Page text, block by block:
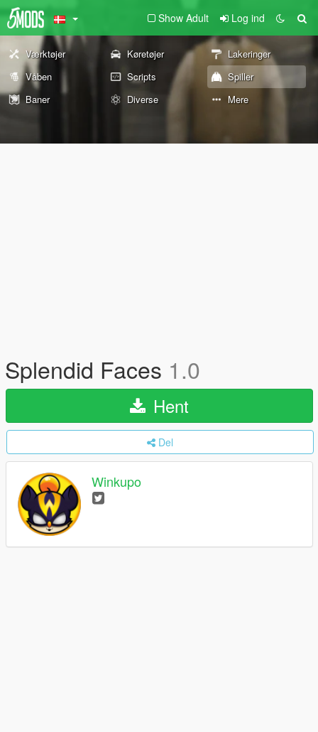
Show Adult Log ind
Værktøjer Køretøjer
Lakeringer
Våben
Scripts
Spiller
Baner
Diverse Mere
Splendid Faces 1.0
Hent
Del
Winkupo